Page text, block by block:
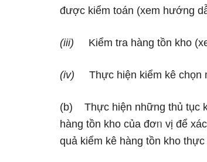
được kiểm toán (xem hướng
(iii) Kiểm tra hàng tồn kho
(iv) Thực hiện kiểm kê chọn
(b) Thực hiện những thủ tục
hàng tồn kho của đơᥒ vị để
quả kiểm kê hàng tồn kho